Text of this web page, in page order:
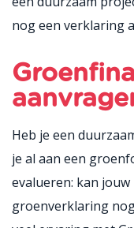
nog een verklaring
Heb je een
je al aan een
evalueren: kan
groenverklaring